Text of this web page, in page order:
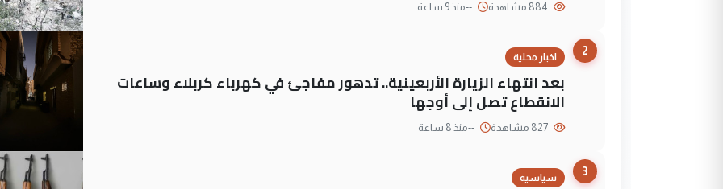
--منذ 9 ساعة
2
اخبار محلية
بعد انتهاء الزيارة الأربعينية.. تدهور مفاجئ في كهرباء كربلاء وساعات
الانقطاع تصل إلى أوجها
--منذ 8 ساعة
3
سياسية